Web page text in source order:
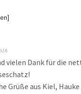
vielen Dank für die
Grüße aus Kiel, Hauke